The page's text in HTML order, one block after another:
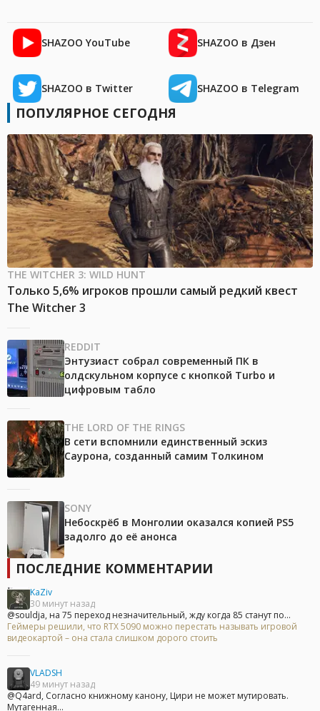
SHAZOO YouTube SHAZOO в Дзен
SHAZOO в Twitter SHAZOO в Telegram
ПОПУЛЯРНОЕ СЕГОДНЯ
THE WITCHER 3: WILD HUNT
Только 5,6% игроков прошли самый редкий квест
The Witcher 3
REDDIT
Энтузиаст собрал современный ПК в
олдскульном корпусе с кнопкой Turbo и
цифровым табло
THE LORD OF THE RINGS
В сети вспомнили единственный эскиз
Саурона, созданный самим Толкином
SONY
Небоскрёб в Монголии оказался копией PS5
задолго до её анонса
ПОСЛЕДНИЕ КОММЕНТАРИИ
KaZiv
30 минут назад
@souldja, на 75 переход незначительный, жду когда 85 станут по...
Геймеры решили, что RTX 5090 можно перестать называть игровой
видеокартой – она стала слишком дорого стоить
VLADSH
49 минут назад
@Q4ard, Согласно книжному канону, Цири не может мутировать.
Мутагенная...